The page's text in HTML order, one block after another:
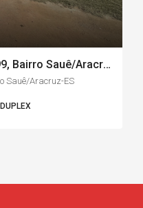
Rua Celestino Scarpat nº 99, Bairro Sauê/Aracruz-ES
Sauê/Aracruz-ES